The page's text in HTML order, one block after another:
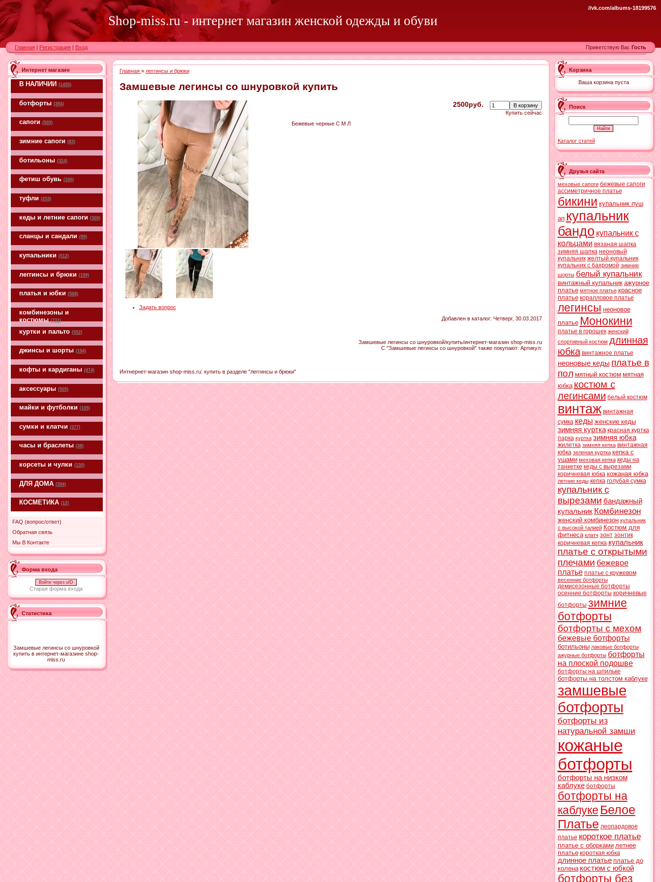
Shop-miss.ru - интернет магазин женской одежды и обуви
//vk.com/albums-18199576
Главная | Регистрация | Вход Приветствую Вас Гость
Интернет магазин
В НАЛИЧИИ(1455)
ботфорты(394)
сапоги(505)
зимние сапоги(83)
ботильоны(324)
фетиш обувь(100)
туфли(253)
кеды и летние сапоги(300)
сланцы и сандали(99)
купальники(512)
леггинсы и брюки(199)
платья и юбки(568)
комбинезоны и
костюмы(731)
куртки и пальто(552)
джинсы и шорты(194)
кофты и кардиганы(474)
аксессуары(505)
майки и футболки(105)
сумки и клатчи(377)
часы и браслеты(38)
корсеты и чулки(130)
ДЛЯ ДОМА(394)
КОСМЕТИКА(12)
FAQ (вопрос/ответ)
Обратная связь
Мы В Контакте
Форма входа
Войти через uID
Старая форма входа
Статистика
Замшевые легинсы со шнуровкой
купить в интернет-магазине shop-
miss.ru
Главная » леггинсы и брюки
Замшевые легинсы со шнуровкой купить
2500руб.
Бежевые черные С М Л
Купить сейчас
Задать вопрос
Добавлен в каталог: Четверг, 30.03.2017
Замшевые легинсы со шнуровкой/купить/интернет-магазин shop-miss.ru
С "Замшевые легинсы со шнуровкой" также покупают: Артикул:
Интнернет-магазин shop-miss.ru: купить в разделе "леггинсы и брюки"
Корзина
Ваша корзина пуста
Поиск
Каталог статей
Друзья сайта
меховые сапоги бежевые сапоги
ассиметричное платье
бикини купальник пуш
ап купальник
бандо купальник с
кольцами вязаная шапка
зимняя шапка неоновый
купальник желтый купальник
купальник с бахромой зимние
шорты белый купальник
винтажный купальник ажурное
платье мятное платье красное
платье коралловое платье
легинсы неоновое
платье Монокини
платье в горошек женский
спортивный костюм длинная
юбка винтажное платье
неоновые кеды платье в
пол мятный костюм мятная
юбка костюм с
легинсами белый костюм
винтаж винтажная
сумка кеды женские кеды
зимняя куртка красная куртка
парка куртка зимняя юбка
жилетка зимняя кепка винтажная
юбка зеленая куртка кепка с
ушами меховая кепка кеды на
танкетке кеды с вырезами
коричневая юбка кожаная юбка
летние кеды кепка голубая сумка
купальник с
вырезами бандажный
купальник Комбинезон
женский комбинезон купальник
с высокой талией Костюм для
фитнеса клатч зонт зонтик
коричневая кепка купальник
платье с открытыми
плечами бежевое
платье платье с кружевом
весенние ботфорты
демисезонные ботфорты
осенние ботфорты коричневые
ботфорты зимние
ботфорты
ботфорты с мехом
бежевые ботфорты
ботильоны лаковые ботфорты
ажурные ботфорты ботфорты
на плоской подошве
ботфорты на шпильке
ботфорты на толстом каблуке
замшевые
ботфорты
ботфорты из
натуральной замши
кожаные
ботфорты
ботфорты на низком
каблуке ботфорты
ботфорты на
каблуке Белое
Платье леопардовое
платье короткое платье
платье с оборками летнее
платье короткая юбка
длинное платье платье до
колена костюм с юбкой
ботфорты без